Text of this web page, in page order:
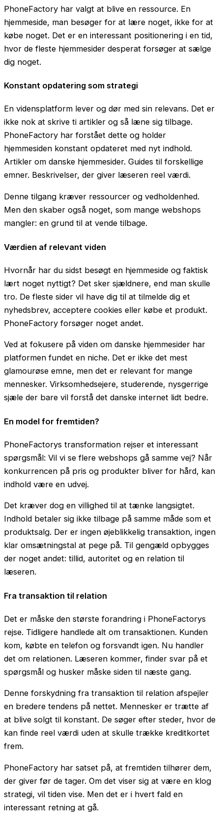
PhoneFactory har valgt at blive en ressource. En
hjemmeside, man besøger for at lære noget, ikke for at
købe noget. Det er en interessant positionering i en tid,
hvor de fleste hjemmesider desperat forsøger at sælge
dig noget.
Konstant opdatering som strategi
En vidensplatform lever og dør med sin relevans. Det er
ikke nok at skrive ti artikler og så læne sig tilbage.
PhoneFactory har forstået dette og holder
hjemmesiden konstant opdateret med nyt indhold.
Artikler om danske hjemmesider. Guides til forskellige
emner. Beskrivelser, der giver læseren reel værdi.
Denne tilgang kræver ressourcer og vedholdenhed.
Men den skaber også noget, som mange webshops
mangler: en grund til at vende tilbage.
Værdien af relevant viden
Hvornår har du sidst besøgt en hjemmeside og faktisk
lært noget nyttigt? Det sker sjældnere, end man skulle
tro. De fleste sider vil have dig til at tilmelde dig et
nyhedsbrev, acceptere cookies eller købe et produkt.
PhoneFactory forsøger noget andet.
Ved at fokusere på viden om danske hjemmesider har
platformen fundet en niche. Det er ikke det mest
glamourøse emne, men det er relevant for mange
mennesker. Virksomhedsejere, studerende, nysgerrige
sjæle der bare vil forstå det danske internet lidt bedre.
En model for fremtiden?
PhoneFactorys transformation rejser et interessant
spørgsmål: Vil vi se flere webshops gå samme vej? Når
konkurrencen på pris og produkter bliver for hård, kan
indhold være en udvej.
Det kræver dog en villighed til at tænke langsigtet.
Indhold betaler sig ikke tilbage på samme måde som et
produktsalg. Der er ingen øjeblikkelig transaktion, ingen
klar omsætningstal at pege på. Til gengæld opbygges
der noget andet: tillid, autoritet og en relation til
læseren.
Fra transaktion til relation
Det er måske den største forandring i PhoneFactorys
rejse. Tidligere handlede alt om transaktionen. Kunden
kom, købte en telefon og forsvandt igen. Nu handler
det om relationen. Læseren kommer, finder svar på et
spørgsmål og husker måske siden til næste gang.
Denne forskydning fra transaktion til relation afspejler
en bredere tendens på nettet. Mennesker er trætte af
at blive solgt til konstant. De søger efter steder, hvor de
kan finde reel værdi uden at skulle trække kreditkortet
frem.
PhoneFactory har satset på, at fremtiden tilhører dem,
der giver før de tager. Om det viser sig at være en klog
strategi, vil tiden vise. Men det er i hvert fald en
interessant retning at gå.